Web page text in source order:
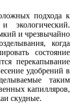
подхода к
экологический.
и чрезвычайно
когда
состояние
перекапывание
удобрений в
таким
капилляров,
скудные.